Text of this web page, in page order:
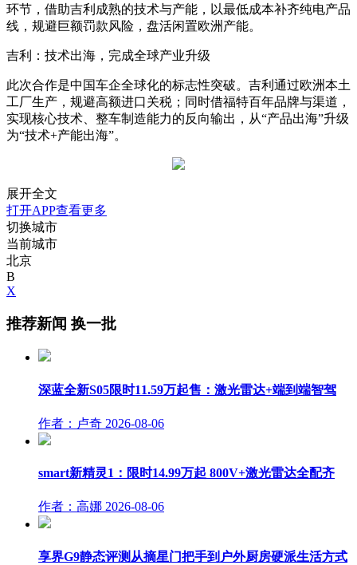
环节，借助吉利成熟的技术与产能，以最低成本补齐纯电产品
线，规避巨额罚款风险，盘活闲置欧洲产能。
吉利：技术出海，完成全球产业升级
此次合作是中国车企全球化的标志性突破。吉利通过欧洲本土
工厂生产，规避高额进口关税；同时借福特百年品牌与渠道，
实现核心技术、整车制造能力的反向输出，从“产品出海”升级
为“技术+产能出海”。
展开全文
打开APP查看更多
切换城市
当前城市
北京
B
X
推荐新闻 换一批
深蓝全新S05限时11.59万起售：激光雷达+端到端智驾
作者：卢奇 2026-08-06
smart新精灵1：限时14.99万起 800V+激光雷达全配齐
作者：高娜 2026-08-06
享界G9静态评测从摘星门把手到户外厨房硬派生活方式